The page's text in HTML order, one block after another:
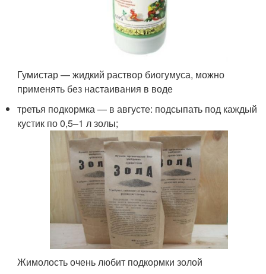
Гумистар — жидкий раствор биогумуса, можно
применять без настаивания в воде
третья подкормка — в августе: подсыпать под каждый
кустик по 0,5–1 л золы;
Жимолость очень любит подкормки золой